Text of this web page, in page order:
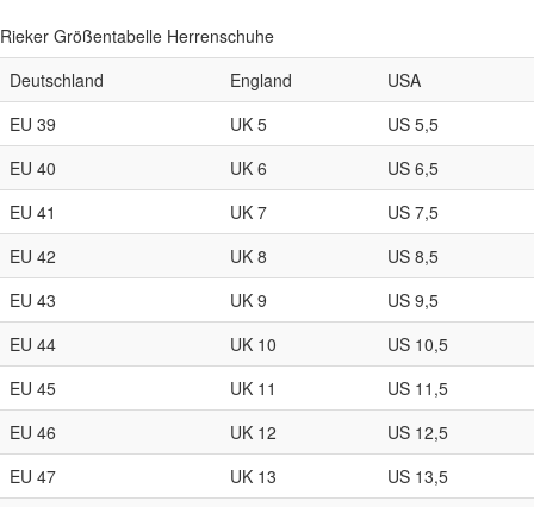
Rieker Größentabelle Herrenschuhe
Deutschland
England
USA
EU 39
UK 5
US 5,5
EU 40
UK 6
US 6,5
EU 41
UK 7
US 7,5
EU 42
UK 8
US 8,5
EU 43
UK 9
US 9,5
EU 44
UK 10
US 10,5
EU 45
UK 11
US 11,5
EU 46
UK 12
US 12,5
EU 47
UK 13
US 13,5